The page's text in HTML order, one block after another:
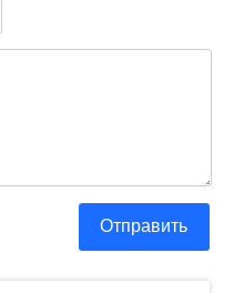
Отправить